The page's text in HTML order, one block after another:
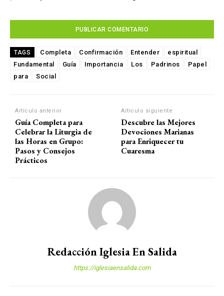
TAGS Completa Confirmación Entender
espiritual
Fundamental
Guía Importancia Los Padrinos
Papel
para
Social
Artículo anterior
Guía Completa para
Celebrar la Liturgia de
las Horas en Grupo:
Pasos y Consejos
Prácticos
Artículo siguiente
Descubre las Mejores
Devociones Marianas
para Enriquecer tu
Cuaresma
Redacción Iglesia En Salida
https://iglesiaensalida.com